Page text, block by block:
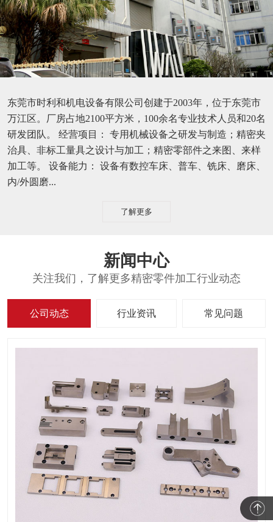
东莞市时利和机电设备有限公司创建于2003年，位于东莞市
万江区。厂房占地2100平方米，100余名专业技术人员和20名
研发团队。 经营项目： 专用机械设备之研发与制造；精密夹
治具、非标工量具之设计与加工；精密零部件之来图、来样
加工等。 设备能力： 设备有数控车床、普车、铣床、磨床、
内/外圆磨...
了解更多
新闻中心
关注我们，了解更多精密零件加工行业动态
公司动态 行业资讯 常见问题